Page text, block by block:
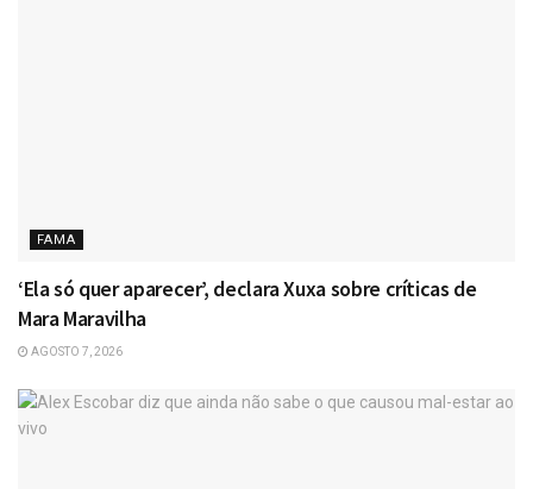
FAMA
‘Ela só quer aparecer’, declara Xuxa sobre críticas de
Mara Maravilha
AGOSTO 7, 2026